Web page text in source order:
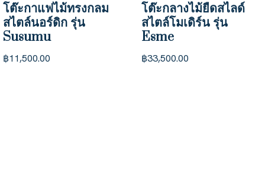
โต๊ะกาแฟไม้ทรงกลม
สไตล์นอร์ดิก รุ่น
Susumu
฿11,500.00
โต๊ะกลางไม้ยืดสไลด์
สไตล์โมเดิร์น รุ่น
Esme
฿33,500.00